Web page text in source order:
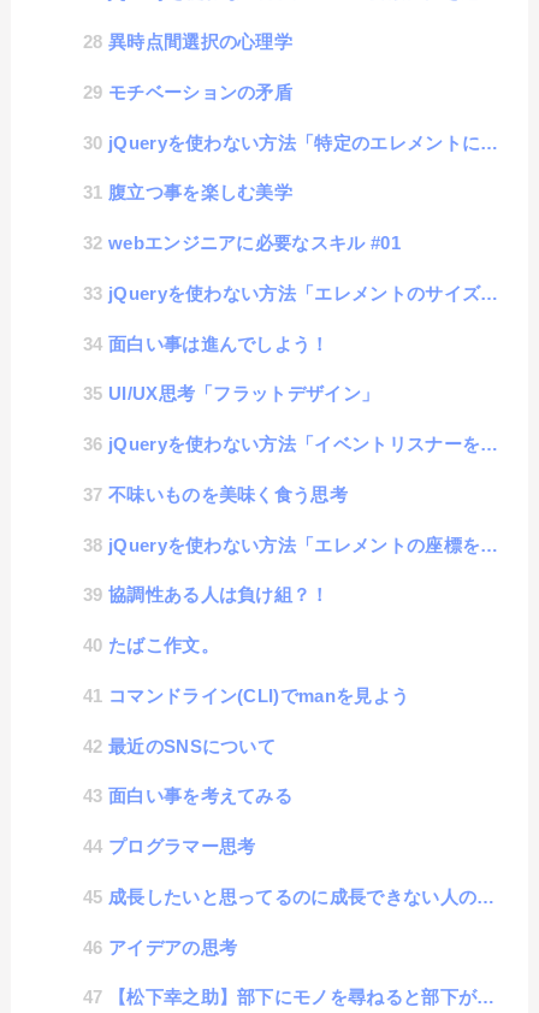
異時点間選択の心理学
モチベーションの矛盾
jQueryを使わない方法「特定のエレメントに透明度の設定を加える」
腹立つ事を楽しむ美学
webエンジニアに必要なスキル #01
jQueryを使わない方法「エレメントのサイズを取得」
面白い事は進んでしよう！
UI/UX思考「フラットデザイン」
jQueryを使わない方法「イベントリスナーを独自に書く」
不味いものを美味く食う思考
jQueryを使わない方法「エレメントの座標を取得」
協調性ある人は負け組？！
たばこ作文。
コマンドライン(CLI)でmanを見よう
最近のSNSについて
面白い事を考えてみる
プログラマー思考
成長したいと思ってるのに成長できない人の特徴
アイデアの思考
【松下幸之助】部下にモノを尋ねると部下が成長する